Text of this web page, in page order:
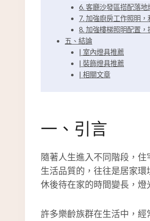
6. 客廳沙發區搭配落
7. 加強廚房工作照明
8. 加強樓梯照明配置
五、結論
| 室內燈具推薦
| 裝飾燈具推薦
| 相關文章
一、引言
隨著人生進入不同階段，
生活品質的，往往是居家
休後待在家的時間變長，
許多樂齡族群在生活中，